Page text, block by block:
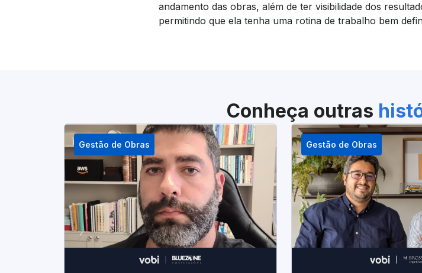
andamento das obras, além de ter visibilidade dos
permitindo que ela tenha uma rotina de trabalho bem
Conheça outras
Gestão de Obras Gestão de Obras